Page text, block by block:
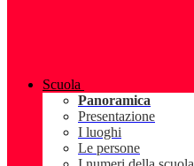
Scuola
Panoramica
Presentazione
I luoghi
Le persone